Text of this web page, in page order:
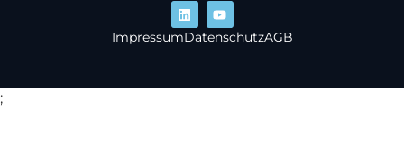
ImpressumDatenschutzAGB
;